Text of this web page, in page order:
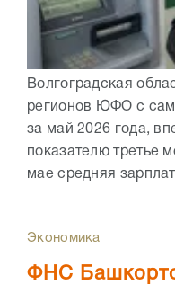
Волгоградская
регионов ЮФО с
за май 2026 года,
показателю третье
мае средняя
Экономика
ФНС